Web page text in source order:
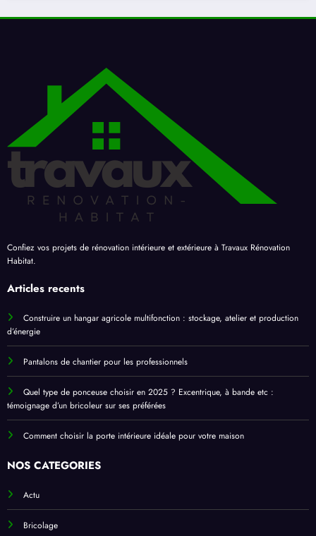
Confiez vos projets de rénovation intérieure et extérieure à Travaux Rénovation
Habitat.
Articles recents
Construire un hangar agricole multifonction : stockage, atelier et production
d’énergie
Pantalons de chantier pour les professionnels
Quel type de ponceuse choisir en 2025 ? Excentrique, à bande etc :
témoignage d’un bricoleur sur ses préférées
Comment choisir la porte intérieure idéale pour votre maison
NOS CATEGORIES
Actu
Bricolage